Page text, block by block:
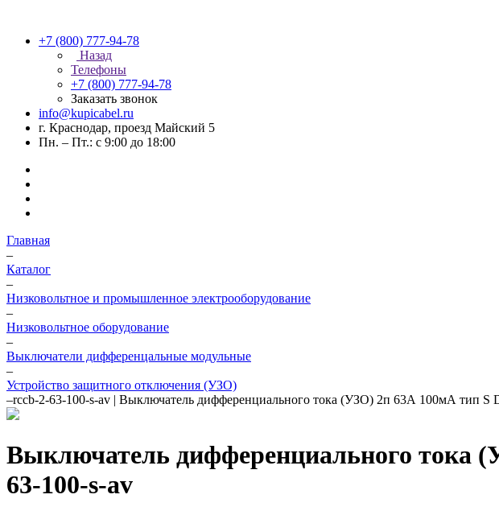
+7 (800) 777-94-78
Назад
Телефоны
+7 (800) 777-94-78
Заказать звонок
info@kupicabel.ru
г. Краснодар, проезд Майский 5
Пн. – Пт.: с 9:00 до 18:00
Главная
–
Каталог
–
Низковольтное и промышленное электрооборудование
–
Низковольтное оборудование
–
Выключатели дифференцальные модульные
–
Устройство защитного отключения (УЗО)
–rccb-2-63-100-s-av | Выключатель дифференциального тока (УЗО) 2п 63А 100мА тип S
Выключатель дифференциального тока
63-100-s-av